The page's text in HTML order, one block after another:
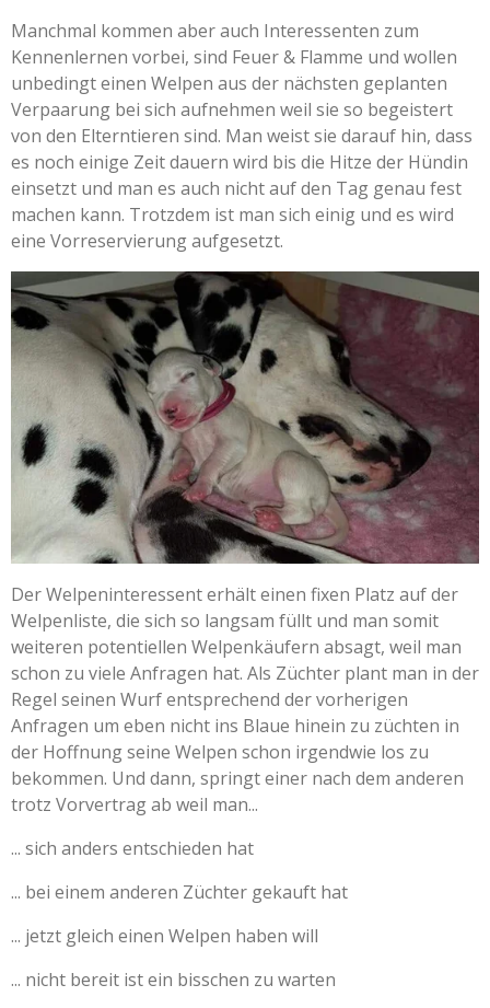
Manchmal kommen aber auch Interessenten zum
Kennenlernen vorbei, sind Feuer & Flamme und wollen
unbedingt einen Welpen aus der nächsten geplanten
Verpaarung bei sich aufnehmen weil sie so begeistert
von den Elterntieren sind. Man weist sie darauf hin, dass
es noch einige Zeit dauern wird bis die Hitze der Hündin
einsetzt und man es auch nicht auf den Tag genau fest
machen kann. Trotzdem ist man sich einig und es wird
eine Vorreservierung aufgesetzt.
Der Welpeninteressent erhält einen fixen Platz auf der
Welpenliste, die sich so langsam füllt und man somit
weiteren potentiellen Welpenkäufern absagt, weil man
schon zu viele Anfragen hat. Als Züchter plant man in der
Regel seinen Wurf entsprechend der vorherigen
Anfragen um eben nicht ins Blaue hinein zu züchten in
der Hoffnung seine Welpen schon irgendwie los zu
bekommen. Und dann, springt einer nach dem anderen
trotz Vorvertrag ab weil man...
... sich anders entschieden hat
... bei einem anderen Züchter gekauft hat
... jetzt gleich einen Welpen haben will
... nicht bereit ist ein bisschen zu warten